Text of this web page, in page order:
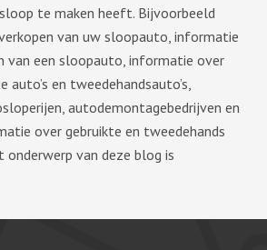
te maken heeft. Bijvoorbeeld
van uw sloopauto, informatie
van een sloopauto, informatie over
auto’s en tweedehandsauto’s,
autodemontagebedrijven en
over gebruikte en tweedehands
onderwerp van deze blog is